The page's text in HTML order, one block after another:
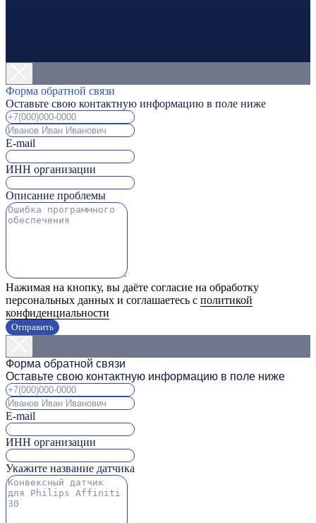
Форма обратной связи
Оставьте свою контактную информацию в поле ниже
E-mail
ИНН организации
Описание проблемы
Нажимая на кнопку, вы даёте согласие на обработку
персональных данных и соглашаетесь с политикой
конфиденциальности
Отправить
Форма обратной связи
Оставьте свою контактную информацию в поле ниже
E-mail
ИНН организации
Укажите название датчика